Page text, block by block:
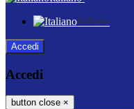
Italiano
Accedi
Accedi
button close ×